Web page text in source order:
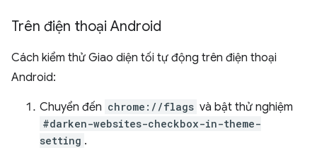
Trên điện thoại Android
Cách kiểm thử Giao diện tối tự động trên điện thoại
Android:
Chuyển đến chrome://flags và bật thử nghiệm
#darken-websites-checkbox-in-theme-
setting .